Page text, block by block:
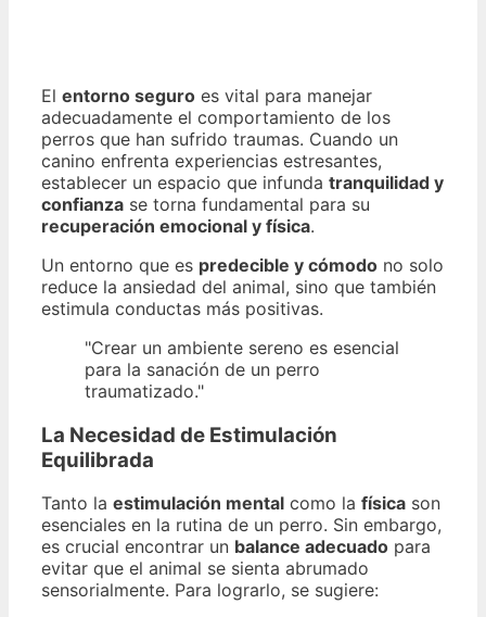
El entorno seguro es vital para manejar
adecuadamente el comportamiento de los
perros que han sufrido traumas. Cuando un
canino enfrenta experiencias estresantes,
establecer un espacio que infunda tranquilidad y
confianza se torna fundamental para su
recuperación emocional y física.
Un entorno que es predecible y cómodo no solo
reduce la ansiedad del animal, sino que también
estimula conductas más positivas.
"Crear un ambiente sereno es esencial
para la sanación de un perro
traumatizado."
La Necesidad de Estimulación
Equilibrada
Tanto la estimulación mental como la física son
esenciales en la rutina de un perro. Sin embargo,
es crucial encontrar un balance adecuado para
evitar que el animal se sienta abrumado
sensorialmente. Para lograrlo, se sugiere: